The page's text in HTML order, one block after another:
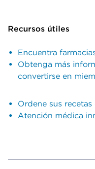
Recursos útiles
Encuentra
Obtenga más
convertirse en
Ordene sus recetas
Atención médica